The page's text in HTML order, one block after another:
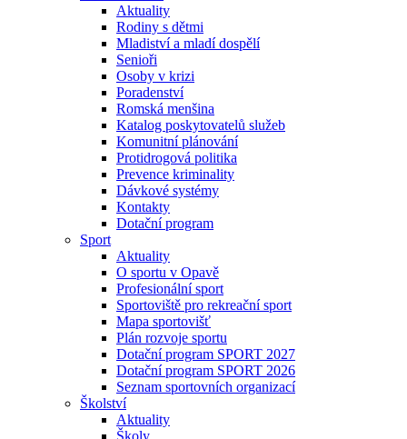
Aktuality
Rodiny s dětmi
Mladiství a mladí dospělí
Senioři
Osoby v krizi
Poradenství
Romská menšina
Katalog poskytovatelů služeb
Komunitní plánování
Protidrogová politika
Prevence kriminality
Dávkové systémy
Kontakty
Dotační program
Sport
Aktuality
O sportu v Opavě
Profesionální sport
Sportoviště pro rekreační sport
Mapa sportovišť
Plán rozvoje sportu
Dotační program SPORT 2027
Dotační program SPORT 2026
Seznam sportovních organizací
Školství
Aktuality